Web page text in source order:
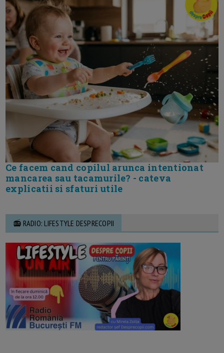
Ce facem cand copilul arunca intentionat
mancarea sau tacamurile? - cateva
explicatii si sfaturi utile
📻 RADIO: LIFESTYLE DESPRECOPII